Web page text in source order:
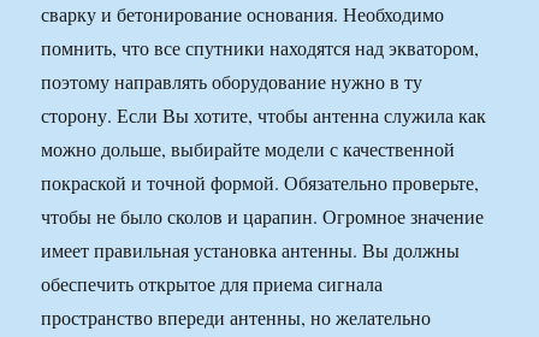
сварку и бетонирование основания. Необходимо
помнить, что все спутники находятся над экватором,
поэтому направлять оборудование нужно в ту
сторону. Если Вы хотите, чтобы антенна служила как
можно дольше, выбирайте модели с качественной
покраской и точной формой. Обязательно проверьте,
чтобы не было сколов и царапин. Огромное значение
имеет правильная установка антенны. Вы должны
обеспечить открытое для приема сигнала
пространство впереди антенны, но желательно